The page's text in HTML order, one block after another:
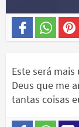
Este será
Deus que me
tantas coisas